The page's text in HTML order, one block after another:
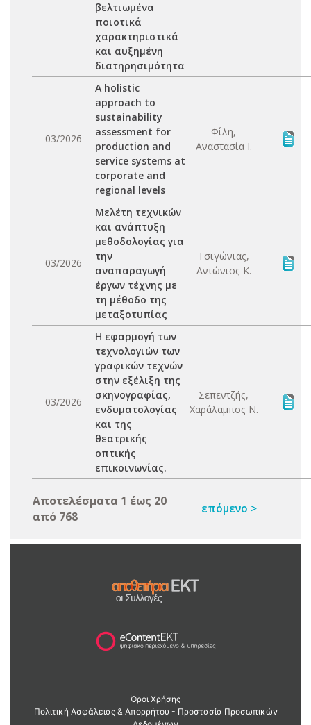
βελτιωμένα
ποιοτικά
χαρακτηριστικά
και αυξημένη
διατηρησιμότητα
03/2026
A holistic
approach to
sustainability
assessment for
production and
service systems at
corporate and
regional levels
Φίλη,
Αναστασία Ι.
03/2026
Μελέτη τεχνικών
και ανάπτυξη
μεθοδολογίας για
την
αναπαραγωγή
έργων τέχνης με
τη μέθοδο της
μεταξοτυπίας
Τσιγώνιας,
Αντώνιος Κ.
03/2026
Η εφαρμογή των
τεχνολογιών των
γραφικών τεχνών
στην εξέλιξη της
σκηνογραφίας,
ενδυματολογίας
και της
θεατρικής
οπτικής
επικοινωνίας.
Σεπεντζής,
Χαράλαμπος Ν.
Αποτελέσματα 1 έως 20
από 768
επόμενο >